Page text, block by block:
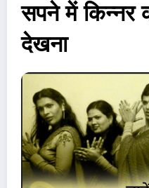
सपने में किन्नर
देखना